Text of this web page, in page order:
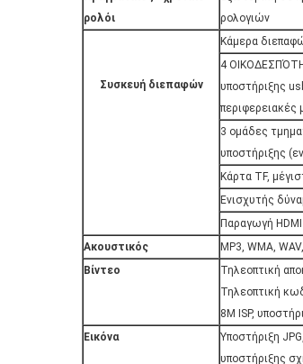
ρολόι
ρολογιών
Συσκευή διεπαφών
Κάμερα
4
υποστήριξης
περιφερειακές
3 ομάδες
υποστήριξης
Κάρτα TF,
Ενισχυτής
Παραγωγή HDMI
Ακουστικός
MP3, WMA,
Βίντεο
Τηλεοπτική
Τηλεοπτική
8M ISP,
Εικόνα
Υποστήριξη
υποστήριξης